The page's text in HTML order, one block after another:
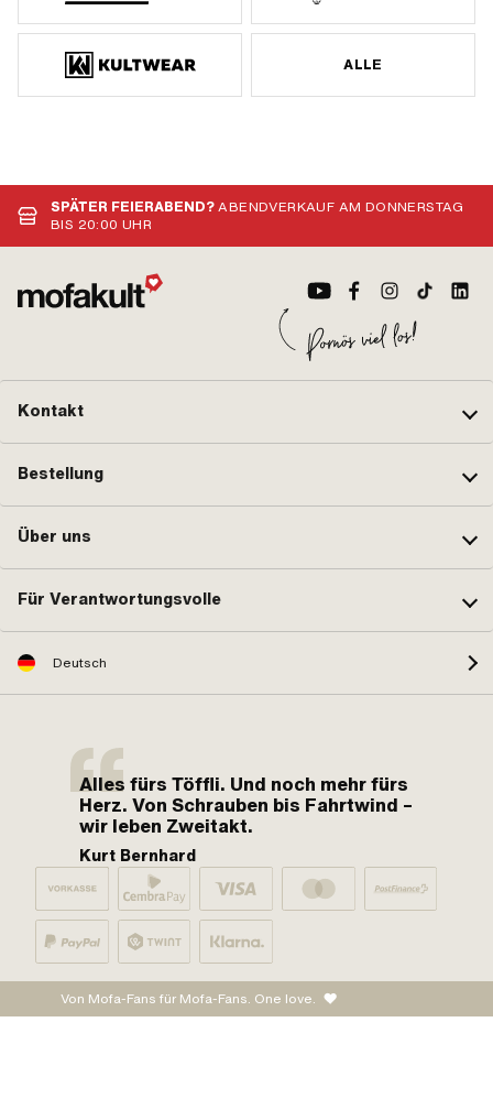
ALLE
SPÄTER FEIERABEND?ABENDVERKAUF AM DONNERSTAG
BIS 20:00 UHR
Kontakt
Bestellung
Über uns
Für Verantwortungsvolle
Deutsch
Alles fürs Töffli. Und noch mehr fürs
Herz. Von Schrauben bis Fahrtwind –
wir leben Zweitakt.
Kurt Bernhard
Von Mofa-Fans für Mofa-Fans. One love.